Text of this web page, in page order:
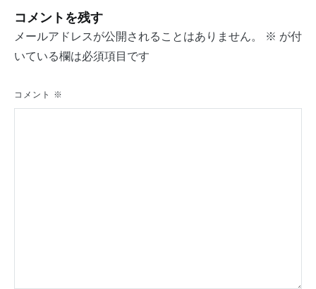
ビ
ゲ
ー
シ
ョ
コメントを残す
メールアドレスが公開されることはありません。 ※ が付
いている欄は必須項目です
コメント ※